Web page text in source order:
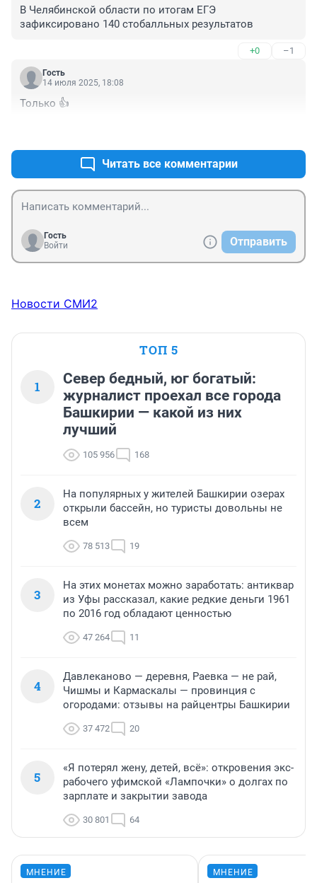
В Челябинской области по итогам ЕГЭ
зафиксировано 140 стобалльных результатов
+0 –1
Гость
14 июля 2025, 18:08
Только 👍
Читать все комментарии
Гость
Войти
Отправить
Новости СМИ2
ТОП 5
1
Север бедный, юг богатый:
журналист проехал все города
Башкирии — какой из них
лучший
105 956 168
2
На популярных у жителей Башкирии озерах
открыли бассейн, но туристы довольны не
всем
78 513 19
3
На этих монетах можно заработать: антиквар
из Уфы рассказал, какие редкие деньги 1961
по 2016 год обладают ценностью
47 264 11
4
Давлеканово — деревня, Раевка — не рай,
Чишмы и Кармаскалы — провинция с
огородами: отзывы на райцентры Башкирии
37 472 20
5
«Я потерял жену, детей, всё»: откровения экс-
рабочего уфимской «Лампочки» о долгах по
зарплате и закрытии завода
30 801 64
МНЕНИЕ МНЕНИЕ